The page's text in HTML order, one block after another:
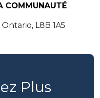
COMMUNAUTÉ
L8B 1A5
Plus